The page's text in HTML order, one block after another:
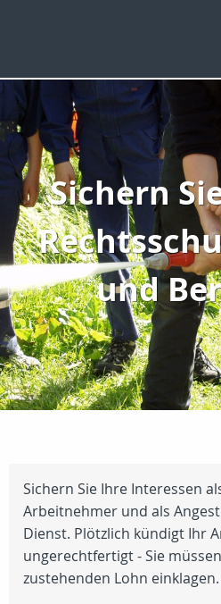
Sichern
und
Sichern Sie Ihre Interessen
Arbeitnehmer und als
Dienst. Plötzlich kündigt Ihr
ungerechtfertigt - Sie
zustehenden Lohn einklagen.